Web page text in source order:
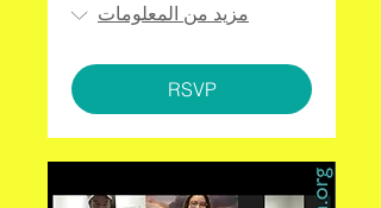
مزيد من المعلومات
RSVP